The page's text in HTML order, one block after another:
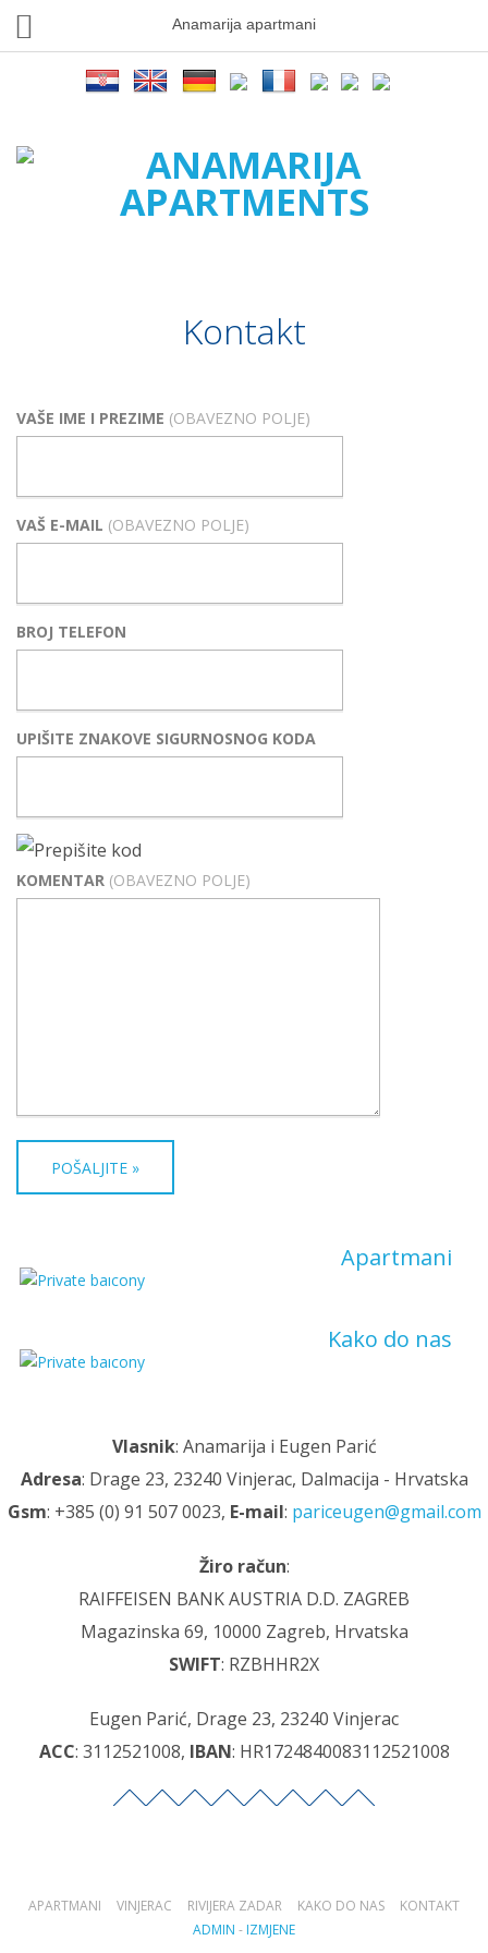
Anamarija apartmani
Kontakt
VAŠE IME I PREZIME (OBAVEZNO POLJE)
VAŠ E-MAIL (OBAVEZNO POLJE)
BROJ TELEFON
UPIŠITE ZNAKOVE SIGURNOSNOG KODA
KOMENTAR (OBAVEZNO POLJE)
Apartmani
Kako do nas
Vlasnik: Anamarija i Eugen Parić
Adresa: Drage 23, 23240 Vinjerac, Dalmacija - Hrvatska
Gsm: +385 (0) 91 507 0023, E-mail: pariceugen@gmail.com
Žiro račun:
RAIFFEISEN BANK AUSTRIA D.D. ZAGREB
Magazinska 69, 10000 Zagreb, Hrvatska
SWIFT: RZBHHR2X
Eugen Parić, Drage 23, 23240 Vinjerac
ACC: 3112521008, IBAN: HR1724840083112521008
APARTMANI VINJERAC RIVIJERA ZADAR KAKO DO NAS
KONTAKT
ADMIN - IZMJENE